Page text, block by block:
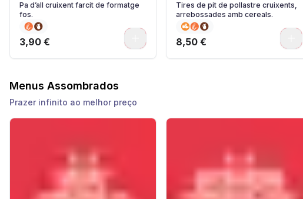
Pa d’all cruixent farcit de formatge
fos.
3,90 €
Tires de pit de pollastre cruixents,
arrebossades amb cereals.
8,50 €
Menus Assombrados
Prazer infinito ao melhor preço